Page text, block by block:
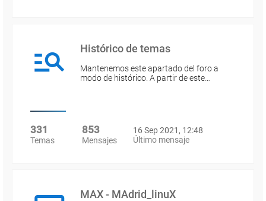
Histórico de temas
Mantenemos este apartado del foro a
modo de histórico. A partir de este…
331
Temas
853
Mensajes
16 Sep 2021, 12:48
Último mensaje
MAX - MAdrid_linuX